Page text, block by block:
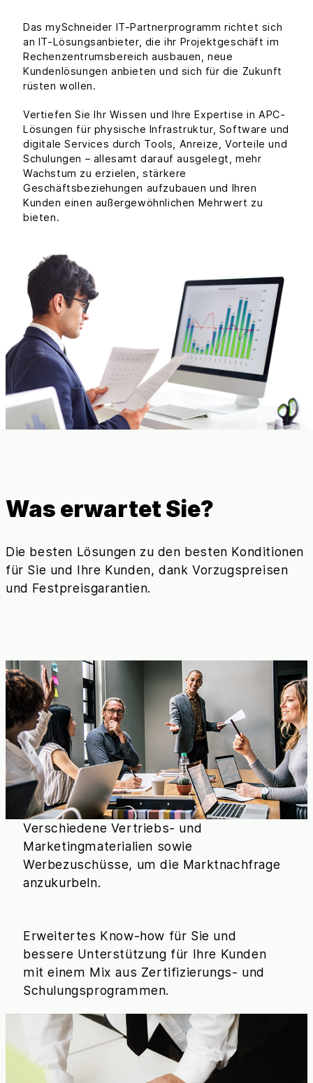
Das mySchneider IT-Partnerprogramm richtet sich
an IT-Lösungsanbieter, die ihr Projektgeschäft im
Rechenzentrumsbereich ausbauen, neue
Kundenlösungen anbieten und sich für die Zukunft
rüsten wollen.
Vertiefen Sie Ihr Wissen und Ihre Expertise in APC-
Lösungen für physische Infrastruktur, Software und
digitale Services durch Tools, Anreize, Vorteile und
Schulungen – allesamt darauf ausgelegt, mehr
Wachstum zu erzielen, stärkere
Geschäftsbeziehungen aufzubauen und Ihren
Kunden einen außergewöhnlichen Mehrwert zu
bieten.
Was erwartet Sie?
Die besten Lösungen zu den besten Konditionen
für Sie und Ihre Kunden, dank Vorzugspreisen
und Festpreisgarantien.
Verschiedene Vertriebs- und
Marketingmaterialien sowie
Werbezuschüsse, um die Marktnachfrage
anzukurbeln.
Erweitertes Know-how für Sie und
bessere Unterstützung für Ihre Kunden
mit einem Mix aus Zertifizierungs- und
Schulungsprogrammen.